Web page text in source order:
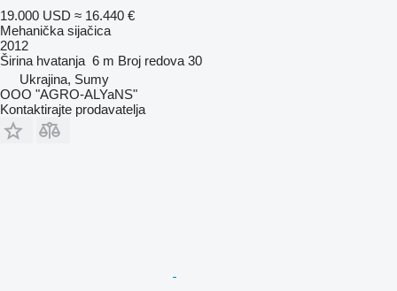
19.000 USD ≈ 16.440 €
Mehanička sijačica
2012
Širina hvatanja 6 m Broj redova 30
Ukrajina, Sumy
OOO "AGRO-ALYaNS"
Kontaktirajte prodavatelja